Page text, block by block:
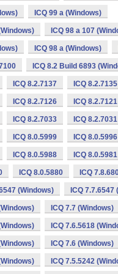
ICQ 99 a (Windows)
ICQ 98 a 107
ICQ 98 a (Windows)
ICQ 8.2 Build 6893
ICQ 8.2.7137 ICQ
ICQ 8.2.7126 ICQ 8.2.7121
ICQ 8.2.7033 ICQ 8.2.7031
ICQ 8.0.5999 ICQ 8.0.5996
ICQ 8.0.5988 ICQ 8.0.5981
ICQ 8.0.5880 ICQ
(Windows) ICQ 7.7.6547
ICQ 7.7 (Windows)
ICQ 7.6.5618
ICQ 7.6 (Windows)
ICQ 7.5.5242